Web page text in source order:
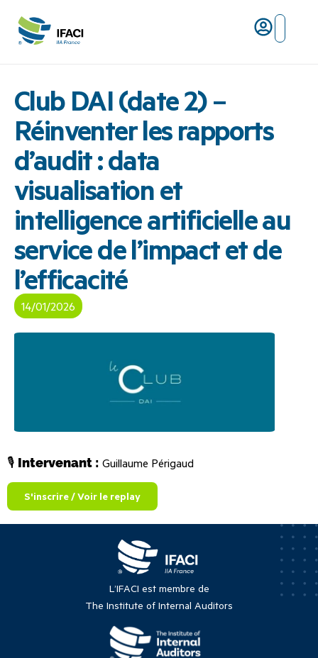
Club DAI (date 2) –
Réinventer les rapports
d’audit : data
visualisation et
intelligence artificielle au
service de l’impact et de
l’efficacité
14/01/2026
🎙 Intervenant : Guillaume Périgaud
S'inscrire / Voir le replay
L’IFACI est membre de
The Institute of Internal Auditors